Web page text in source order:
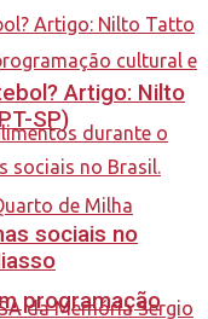
programação
Artigo: Nilto
SP)
sociais no